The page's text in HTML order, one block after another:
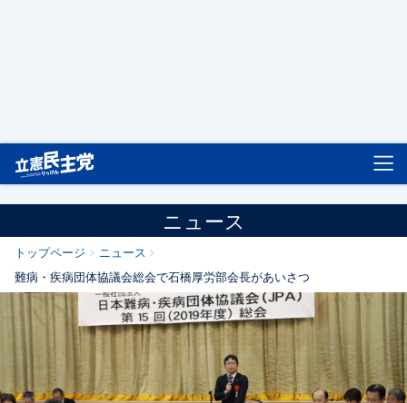
ニュース
トップページ
ニュース
難病・疾病団体協議会総会で石橋厚労部会長があいさつ